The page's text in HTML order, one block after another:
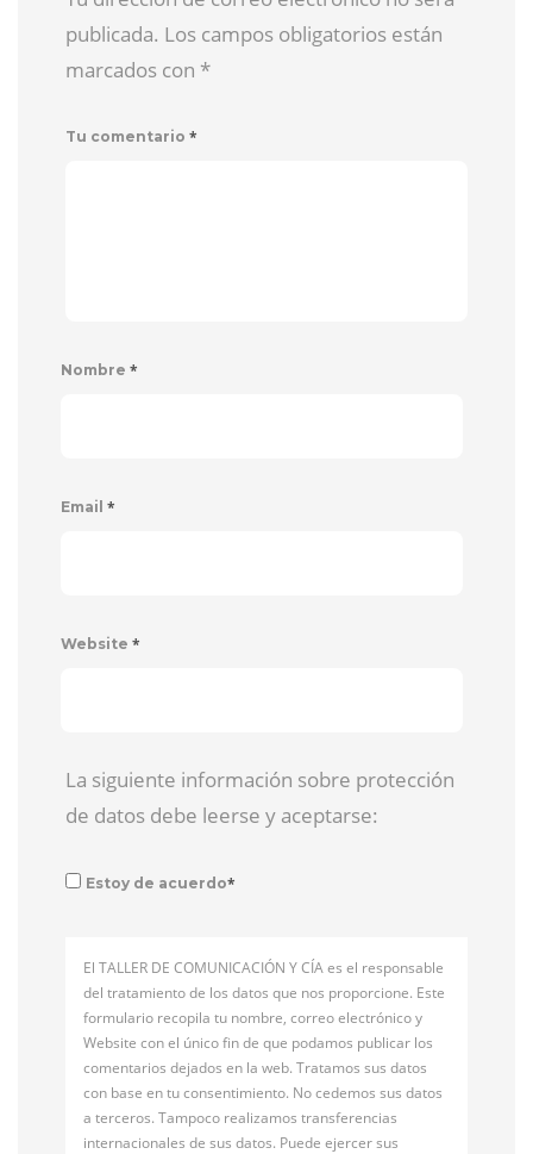
publicada. Los campos obligatorios están
marcados con *
Tu comentario *
Nombre *
Email *
Website *
La siguiente información sobre protección
de datos debe leerse y aceptarse:
Estoy de acuerdo*
El TALLER DE COMUNICACIÓN Y CÍA es el responsable
del tratamiento de los datos que nos proporcione. Este
formulario recopila tu nombre, correo electrónico y
Website con el único fin de que podamos publicar los
comentarios dejados en la web. Tratamos sus datos
con base en tu consentimiento. No cedemos sus datos
a terceros. Tampoco realizamos transferencias
internacionales de sus datos. Puede ejercer sus